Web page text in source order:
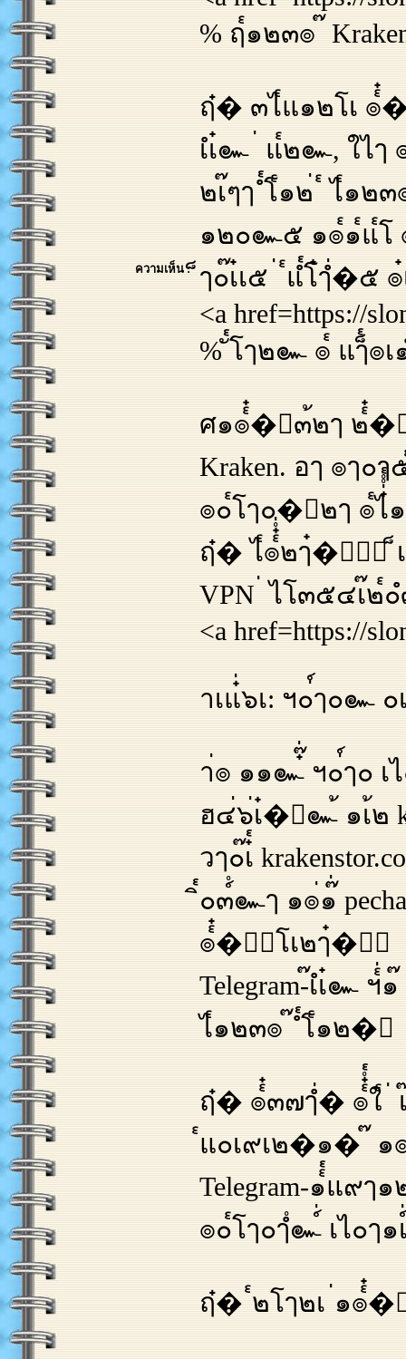
ความเห็น :
% ฤ๎๑๒๓๏
ฤ๋� ๓ไ๎แ๑๒โเ ๏๎๋
เํเ๋๛ ่ แ๎๒๛, ใไๅ
๒เ๊ๆๅ ํ๎โ๎๑๒่ ๎ ไ๎๑๒
๑๒๐๛๕ ๑๏๎๑๎แ๎
ๅ๐๊เ๋เ๕ ่ ๎แํ๎โ๋ๅํ่�๕
<a href=https://
% ั๎โๅ๒๛ ๏๎ แๅ็๎๏เ
ศ๑๏๎๋�็๓้๒ๅ ๒๎๋�๊๎
Kraken. อๅ ๏ๅ๐
๏๐๎โๅ๐�้๒ๅ ๏๎ไ๋่ํํ๎
ฤ๋� ไ๎๏๎๋ํ่๒ๅ๋�ํ๎้ ็เ
VPN ่ ไโ๓๕๔เ๊๒๎
<a href=https://
าเแ๋่๖เ: ฯ๐่์ๅ๐๛
า่๏ ๑๑๛๋๊่ ฯ๐่์ๅ๐ เไ
ฮ๔่๖่เ๋�ํ๛้ ๑เ้๒
วๅ๐๊เ๋๎
๐๓์ํ๛ๅ ๑๏่๑๊่
๏๎๋�็๎โเ๒ๅ๋�์่
Telegram-๊เํเ๋๛
ไ๎๑๒๓๏ ๊ ํ๎โ๎๑๒�์
ฤ๋� ๏๎๋๓๗ๅํ่� ๏๎๋ํ๎ใ๎
แ๐เ๙เ๒�๑� ๊ ๑
Telegram-๑๎๎แ๙
๏๐๎โๅ๐ๅํํ๛์่ เไ๐ๅ
ฤ๋� ๎๒โๅ๒เ ่๑๏๎๋